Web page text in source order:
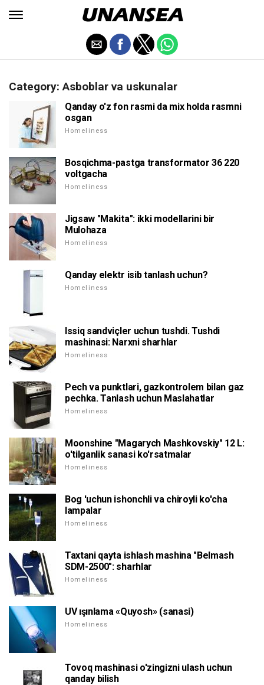
Category: Asboblar va uskunalar
Qanday o'z fon rasmi da mix holda rasmni
osgan
Homeliness
Bosqichma-pastga transformator 36 220
voltgacha
Homeliness
Jigsaw "Makita": ikki modellarini bir
Mulohaza
Homeliness
Qanday elektr isib tanlash uchun?
Homeliness
Issiq sandviçler uchun tushdi. Tushdi
mashinasi: Narxni sharhlar
Homeliness
Pech va punktlari, gazkontrolem bilan gaz
pechka. Tanlash uchun Maslahatlar
Homeliness
Moonshine "Magarych Mashkovskiy" 12 L:
o'tilganlik sanasi ko'rsatmalar
Homeliness
Bog 'uchun ishonchli va chiroyli ko'cha
lampalar
Homeliness
Taxtani qayta ishlash mashina "Belmash
SDM-2500": sharhlar
Homeliness
UV ışınlama «Quyosh» (sanasi)
Homeliness
Tovoq mashinasi o'zingizni ulash uchun
qanday bilish